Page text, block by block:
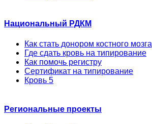
Национальный РДКМ
Как стать донором костного мозга
Где сдать кровь на типирование
Как помочь регистру
Сертификат на типирование
Кровь 5
Региональные проекты